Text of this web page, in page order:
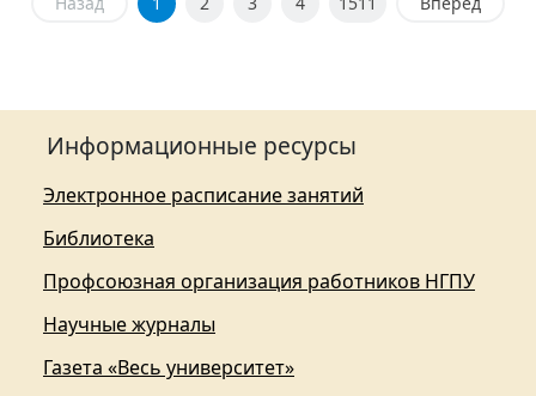
Информационные ресурсы
Электронное расписание занятий
Библиотека
Профсоюзная организация работников НГПУ
Научные журналы
Газета «Весь университет»